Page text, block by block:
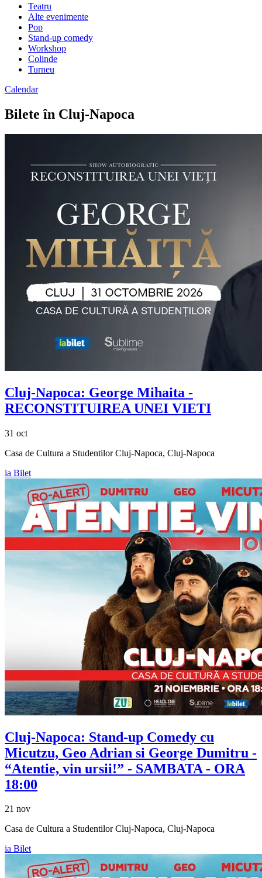
Teatru
Alte evenimente
Pop
Stand-up comedy
Workshop
Colinde
Turneu
Calendar
Bilete în Cluj-Napoca
Cluj-Napoca: George Mihaita -
RECONSTITUIREA UNEI VIETI
31 oct
Casa de Cultura a Studentilor Cluj-Napoca, Cluj-Napoca
ia Bilet
Cluj-Napoca: Stand-up Comedy cu
Micutzu, Geo Adrian si George Dumitru -
“Atentie, vin ursii!” - SAMBATA - ORA
18:00
21 nov
Casa de Cultura a Studentilor Cluj-Napoca, Cluj-Napoca
ia Bilet